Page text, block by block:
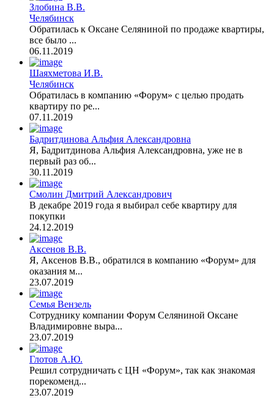
Злобина В.В.
Челябинск
Обратилась к Оксане Селяниной по продаже квартиры,
все было ...
06.11.2019
Шаяхметова И.В.
Челябинск
Обратилась в компанию «Форум» с целью продать
квартиру по ре...
07.11.2019
Бадритдинова Альфия Александровна
Я, Бадритдинова Альфия Александровна, уже не в
первый раз об...
30.11.2019
Смолин Дмитрий Александрович
В декабре 2019 года я выбирал себе квартиру для
покупки
24.12.2019
Аксенов В.В.
Я, Аксенов В.В., обратился в компанию «Форум» для
оказания м...
23.07.2019
Семья Вензель
Сотруднику компании Форум Селяниной Оксане
Владимировне выра...
23.07.2019
Глотов А.Ю.
Решил сотрудничать с ЦН «Форум», так как знакомая
порекоменд...
23.07.2019